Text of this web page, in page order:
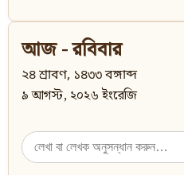
আজ - রবিবার
২৪ শ্রাবণ, ১৪৩৩ বঙ্গাব্দ
৯ আগস্ট, ২০২৬ ইংরেজি
Search
for: